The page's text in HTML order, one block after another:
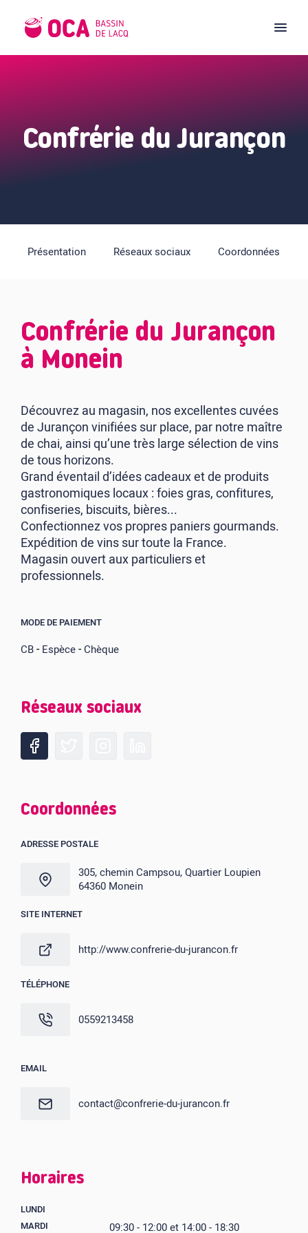
Confrérie du Jurançon
Présentation Réseaux sociaux Coordonnées
Confrérie du Jurançon
à Monein
Découvrez au magasin, nos excellentes cuvées
de Jurançon vinifiées sur place, par notre maître
de chai, ainsi qu’une très large sélection de vins
de tous horizons.
Grand éventail d’idées cadeaux et de produits
gastronomiques locaux : foies gras, confitures,
confiseries, biscuits, bières...
Confectionnez vos propres paniers gourmands.
Expédition de vins sur toute la France.
Magasin ouvert aux particuliers et
professionnels.
MODE DE PAIEMENT
CB-Espèce-Chèque
Réseaux sociaux
Coordonnées
ADRESSE POSTALE
305, chemin Campsou, Quartier Loupien
64360 Monein
SITE INTERNET
http://www.confrerie-du-jurancon.fr
TÉLÉPHONE
0559213458
EMAIL
contact@confrerie-du-jurancon.fr
Horaires
LUNDI
MARDI
09:30 - 12:00 et 14:00 - 18:30